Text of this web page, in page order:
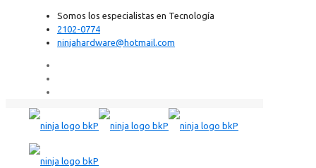
Somos los especialistas en Tecnología
2102-0774
ninjahardware@hotmail.com